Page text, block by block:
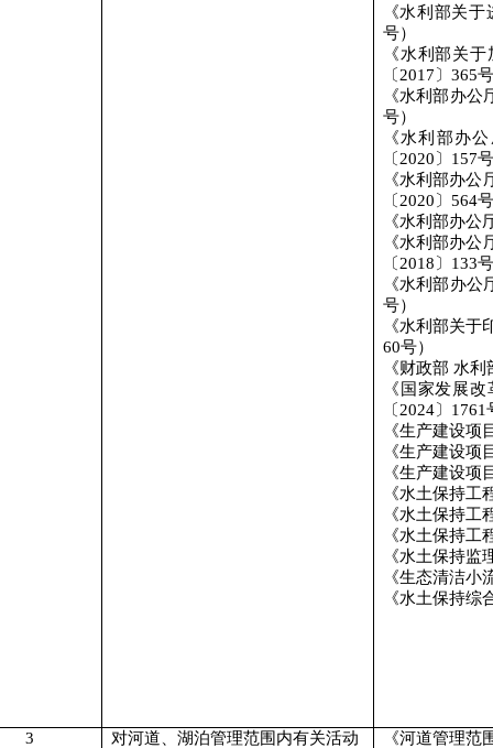
《水利部关
号）
《水利部关
〔 2017 〕 365
《水利部办
号）
《水利部办
〔 2020 〕 157
《水利部办
〔 2020 〕 564
《水利部办
《水利部办
〔 2018 〕 133
《水利部办
号）
《水利部关
60号）
《财政部 水利
《国家发展
〔 2024〕 1761
《生产建设项
《生产建设项
《生产建设项
《水土保持工
《水土保持工
《水土保持工
《水土保持监
《生态清洁小
《水土保持综
3
对河道、湖泊管理范围内有关活动
《河道管理